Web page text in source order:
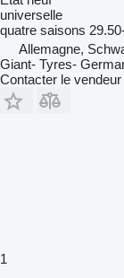
universelle
quatre saisons
Allemagne,
Giant- Tyres-
Contacter le vendeur
1